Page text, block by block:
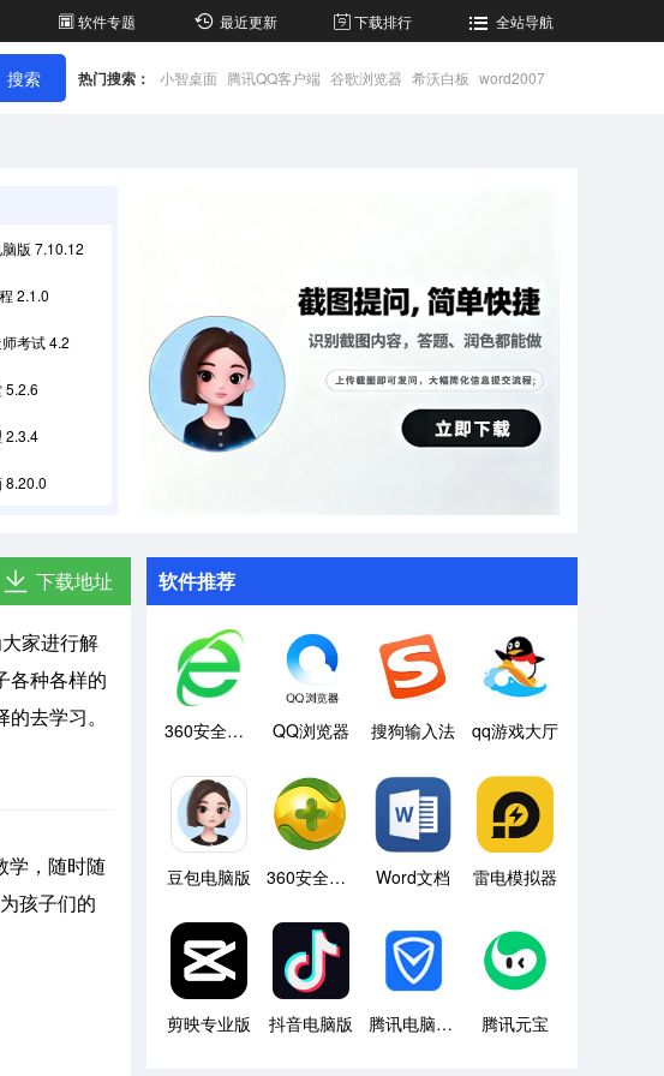
软件专题 最近更新 下载排行 全站导航
热门搜索： 小智桌面 腾讯QQ客户端 谷歌浏览器 希沃白板 word2007
版 7.10.12
2.1.0
考试 4.2
5.2.6
2.3.4
8.20.0
下载地址
家进行解
各种各样的
去学习。
学，随时随
孩子们的
软件推荐
360安全浏览器 QQ浏览器 搜狗输入法 qq游戏大厅
豆包电脑版 360安全卫士 Word文档 雷电模拟器
剪映专业版 抖音电脑版 腾讯电脑管家 腾讯元宝